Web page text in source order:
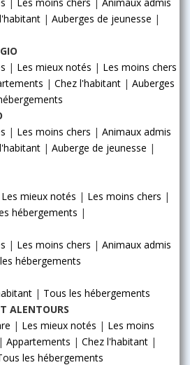
| Auberges de jeunesse |
| Les mieux notés | Les moins chers
| Chez l'habitant | Auberges
| Les moins chers | Animaux admis
| Auberge de jeunesse |
Les mieux notés | Les moins chers |
hébergements |
| Les moins chers | Animaux admis
hébergements
| Tous les hébergements
ALENTOURS
| Les mieux notés | Les moins
| Appartements | Chez l'habitant |
les hébergements